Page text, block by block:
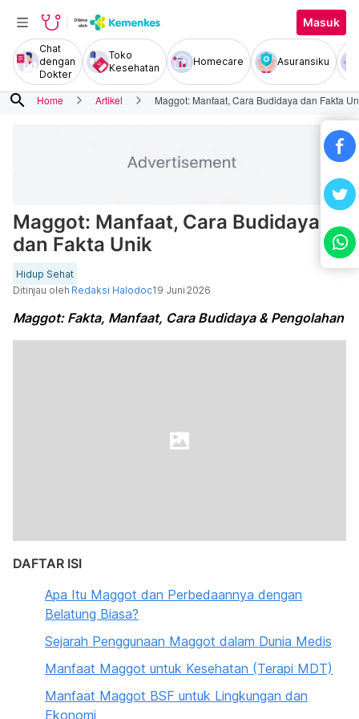
Masuk
Chat
dengan
Dokter
Toko
Kesehatan
Homecare Asuransiku
search Home Artikel Maggot: Manfaat, Cara Budidaya dan Fakta
Maggot: Manfaat, Cara Budidaya
dan Fakta Unik
Hidup Sehat
Ditinjau oleh Redaksi Halodoc19 Juni 2026
Maggot: Fakta, Manfaat, Cara Budidaya & Pengolahan
DAFTAR ISI
Apa Itu Maggot dan Perbedaannya dengan
Belatung Biasa?
Sejarah Penggunaan Maggot dalam Dunia Medis
Manfaat Maggot untuk Kesehatan (Terapi MDT)
Manfaat Maggot BSF untuk Lingkungan dan
Ekonomi